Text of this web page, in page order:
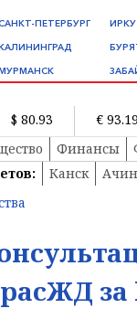
ПЕТЕРБУРГ
$ 80.93 € 93.19
Финансы
Канск
за